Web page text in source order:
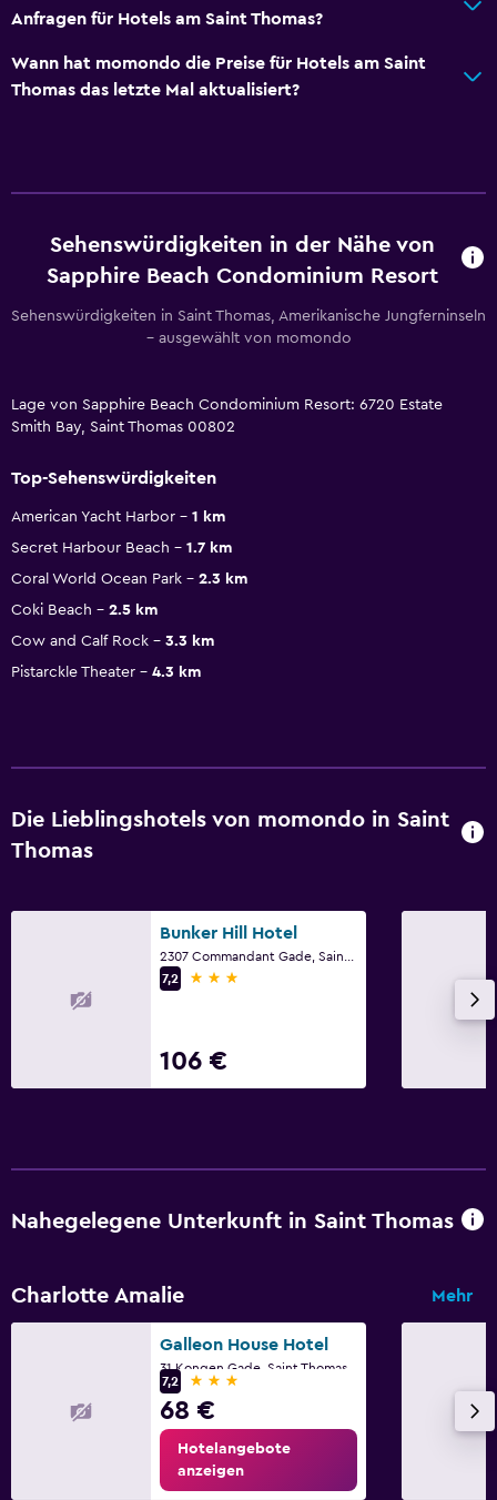
Anfragen für Hotels am Saint Thomas?
Wann hat momondo die Preise für Hotels am Saint
Thomas das letzte Mal aktualisiert?
Sehenswürdigkeiten in der Nähe von
Sapphire Beach Condominium Resort
Sehenswürdigkeiten in Saint Thomas, Amerikanische Jungferninseln
– ausgewählt von momondo
Lage von Sapphire Beach Condominium Resort: 6720 Estate
Smith Bay, Saint Thomas 00802
Top-Sehenswürdigkeiten
American Yacht Harbor
1 km
Secret Harbour Beach
1.7 km
Coral World Ocean Park
2.3 km
Coki Beach
2.5 km
Cow and Calf Rock
3.3 km
Pistarckle Theater
4.3 km
Die Lieblingshotels von momondo in Saint
Thomas
Bunker Hill Hotel
7,2
3 Sterne
106 €
Nahegelegene Unterkunft in Saint Thomas
Charlotte Amalie Mehr
Galleon House Hotel
31 Kongen Gade, Saint Thomas
7,2
3 Sterne
68 €
Hotelangebote
anzeigen